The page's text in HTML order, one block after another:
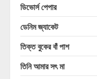
ডিভোর্স পেপার
ডেনিম জ্যাকেট
তিক্ত বুকের বাঁ পাশ
তিনি আমার সৎ মা